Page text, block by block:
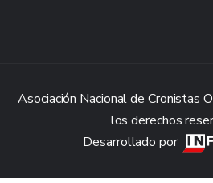
Asociación Nacional de Cronistas
los derechos
Desarrollado por